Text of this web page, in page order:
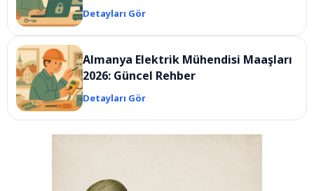
Detayları Gör
Almanya Elektrik Mühendisi Maaşları
2026: Güncel Rehber
Detayları Gör